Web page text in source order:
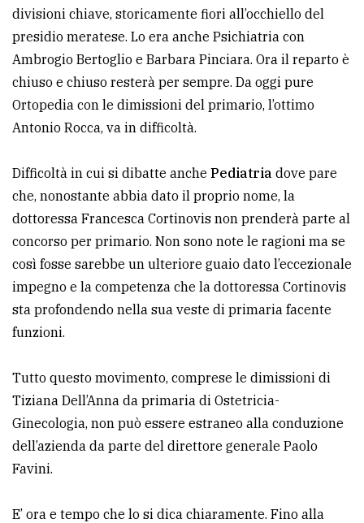
divisioni chiave, storicamente fiori all’occhiello del
presidio meratese. Lo era anche Psichiatria con
Ambrogio Bertoglio e Barbara Pinciara. Ora il reparto è
chiuso e chiuso resterà per sempre. Da oggi pure
Ortopedia con le dimissioni del primario, l’ottimo
Antonio Rocca, va in difficoltà.
Difficoltà in cui si dibatte anche Pediatria dove pare
che, nonostante abbia dato il proprio nome, la
dottoressa Francesca Cortinovis non prenderà parte al
concorso per primario. Non sono note le ragioni ma se
così fosse sarebbe un ulteriore guaio dato l’eccezionale
impegno e la competenza che la dottoressa Cortinovis
sta profondendo nella sua veste di primaria facente
funzioni.
Tutto questo movimento, comprese le dimissioni di
Tiziana Dell’Anna da primaria di Ostetricia-
Ginecologia, non può essere estraneo alla conduzione
dell’azienda da parte del direttore generale Paolo
Favini.
E’ ora e tempo che lo si dica chiaramente. Fino alla